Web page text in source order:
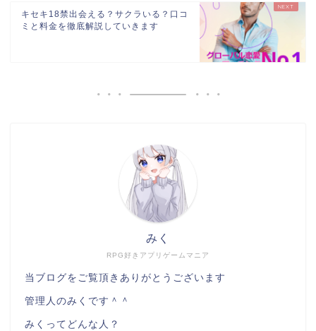
キセキ18禁出会える？サクラいる？口コ
ミと料金を徹底解説していきます
RPG好きアプリゲームマニア
みく
当ブログをご覧頂きありがとうございます
管理人のみくです＾＾
みくってどんな人？